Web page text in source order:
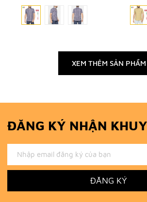
XEM THÊM SẢN PHẨM
ĐĂNG KÝ NHẬN
ĐĂNG KÝ